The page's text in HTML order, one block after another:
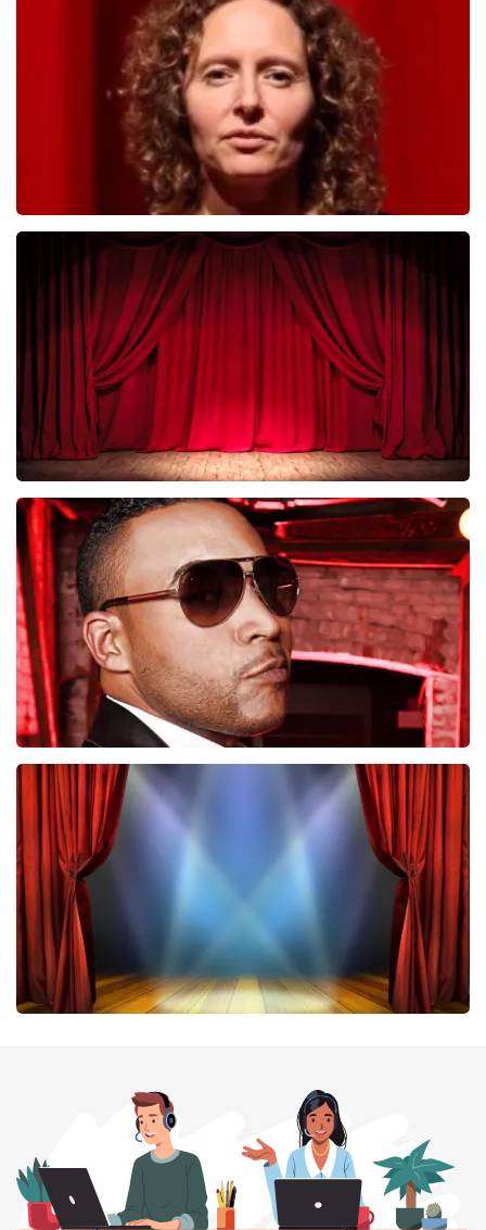
laatste 30 minuten
BESTEL NU
Esther van der Voort
laatste 30 minuten
BESTEL NU
Job Knoester
247laatste 30 minuten
BESTEL NU
Don Omar
224 laatste 30 minuten
BESTEL NU
BESTEL NU